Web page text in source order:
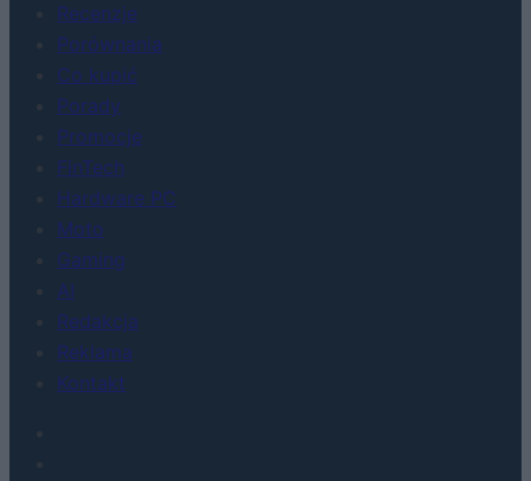
Recenzje
Porównania
Co kupić
Porady
Promocje
FinTech
Hardware PC
Moto
Gaming
AI
Redakcja
Reklama
Kontakt